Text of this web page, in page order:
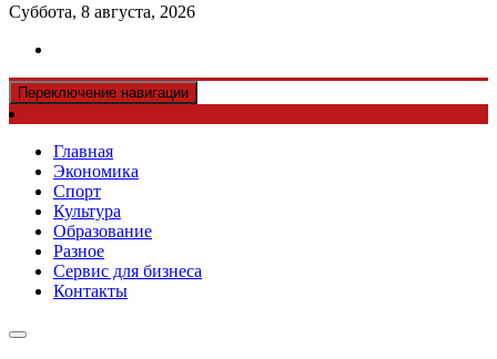
Суббота, 8 августа, 2026
Переключение навигации
Главная
Экономика
Спорт
Культура
Образование
Разное
Сервис для бизнеса
Контакты